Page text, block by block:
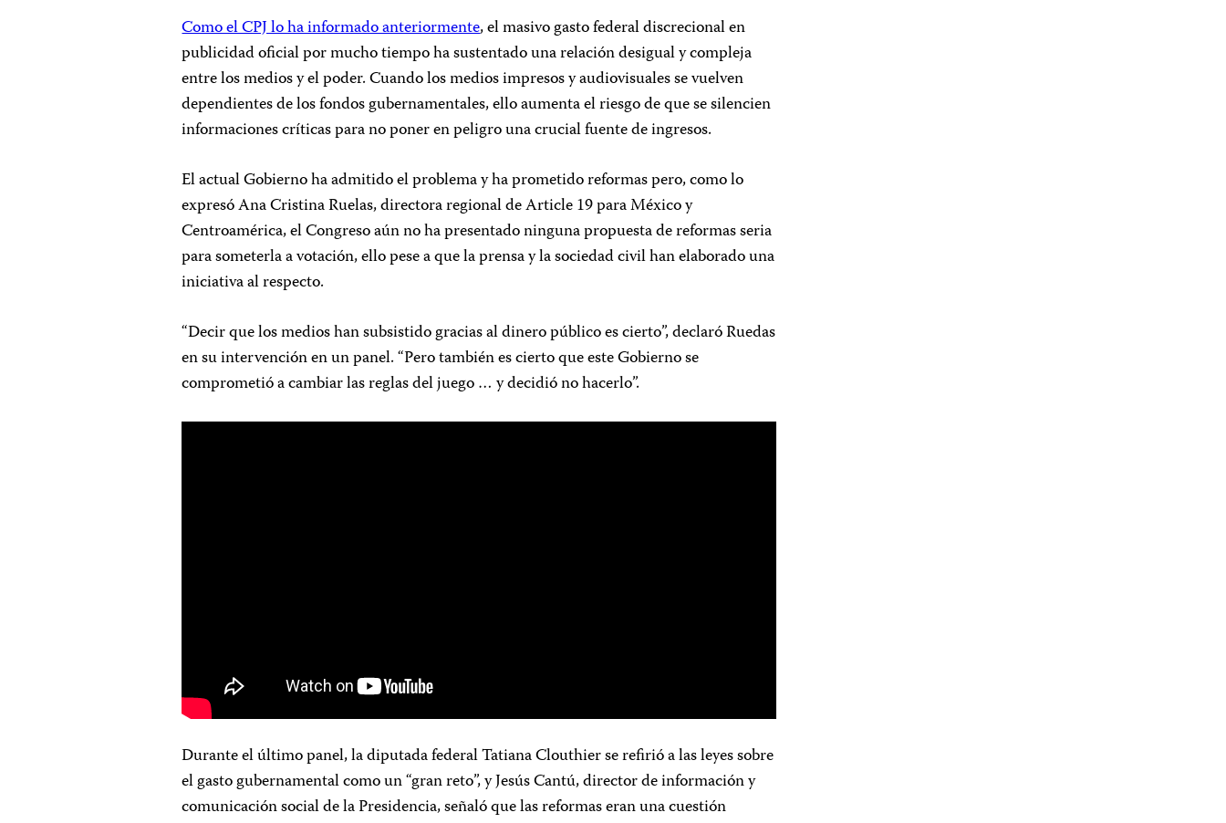
Como el CPJ lo ha informado anteriormente, el masivo gasto federal discrecional en
publicidad oficial por mucho tiempo ha sustentado una relación desigual y compleja
entre los medios y el poder. Cuando los medios impresos y audiovisuales se vuelven
dependientes de los fondos gubernamentales, ello aumenta el riesgo de que se silencien
informaciones críticas para no poner en peligro una crucial fuente de ingresos.
El actual Gobierno ha admitido el problema y ha prometido reformas pero, como lo
expresó Ana Cristina Ruelas, directora regional de Article 19 para México y
Centroamérica, el Congreso aún no ha presentado ninguna propuesta de reformas seria
para someterla a votación, ello pese a que la prensa y la sociedad civil han elaborado una
iniciativa al respecto.
“Decir que los medios han subsistido gracias al dinero público es cierto”, declaró Ruedas
en su intervención en un panel. “Pero también es cierto que este Gobierno se
comprometió a cambiar las reglas del juego … y decidió no hacerlo”.
Durante el último panel, la diputada federal Tatiana Clouthier se refirió a las leyes sobre
el gasto gubernamental como un “gran reto”, y Jesús Cantú, director de información y
comunicación social de la Presidencia, señaló que las reformas eran una cuestión